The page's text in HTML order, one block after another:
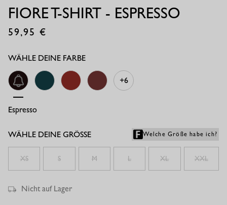
FIORE T-SHIRT - ESPRESSO
59,95
WÄHLE DEINE FARBE
Espresso
+6
WÄHLE DEINE GRÖSSE Welche Größe habe ich?
XS S M L XL XXL
Nicht auf Lager